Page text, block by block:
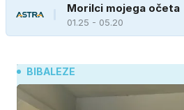
Morilci mojega očeta
01.25 - 05.20
BIBALEZE